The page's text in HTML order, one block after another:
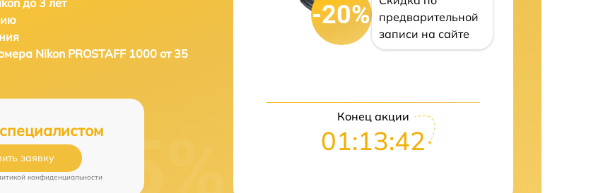
до 3 лет
Nikon PROSTAFF 1000 от 35
заявку
конфиденциальности
-20%
предварительной
записи на сайте
Конец акции
01:13:41